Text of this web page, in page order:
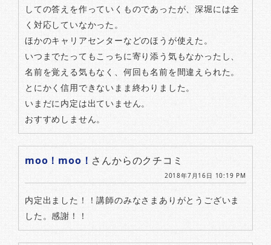
しての答えを作っていくものであったが、深堀には全
く対応していなかった。
ほかのキャリアセンターなどのほうが使えた。
いつまでたってもこっちに寄り添う気もなかったし、
名前を覚える気もなく、何回も名前を間違えられた。
とにかく信用できないまま終わりました。
いまだに内定は出ていません。
おすすめしません。
moo！moo！ さんからのクチコミ
2018年7月16日 10:19 PM
内定出ました！！講師のみなさまありがとうございま
した。感謝！！